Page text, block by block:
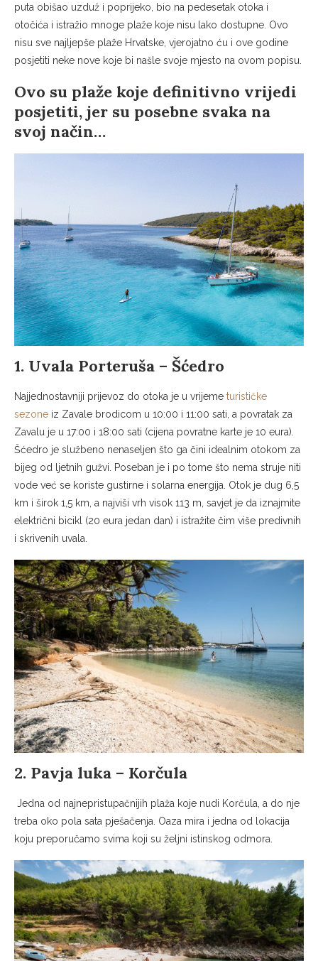
puta obišao uzduž i poprijeko, bio na pedesetak otoka i
otočića i istražio mnoge plaže koje nisu lako dostupne. Ovo
nisu sve najljepše plaže Hrvatske, vjerojatno ću i ove godine
posjetiti neke nove koje bi našle svoje mjesto na ovom popisu.
Ovo su plaže koje definitivno vrijedi
posjetiti, jer su posebne svaka na
svoj način…
1. Uvala Porteruša – Šćedro
Najjednostavniji prijevoz do otoka je u vrijeme turističke
sezone iz Zavale brodicom u 10:00 i 11:00 sati, a povratak za
Zavalu je u 17:00 i 18:00 sati (cijena povratne karte je 10 eura).
Šćedro je službeno nenaseljen što ga čini idealnim otokom za
bijeg od ljetnih gužvi. Poseban je i po tome što nema struje niti
vode već se koriste gustirne i solarna energija. Otok je dug 6,5
km i širok 1,5 km, a najviši vrh visok 113 m, savjet je da iznajmite
električni bicikl (20 eura jedan dan) i istražite čim više predivnih
i skrivenih uvala.
2. Pavja luka – Korčula
Jedna od najnepristupačnijih plaža koje nudi Korčula, a do nje
treba oko pola sata pješačenja. Oaza mira i jedna od lokacija
koju preporučamo svima koji su željni istinskog odmora.